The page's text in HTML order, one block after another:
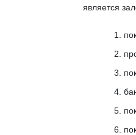
является